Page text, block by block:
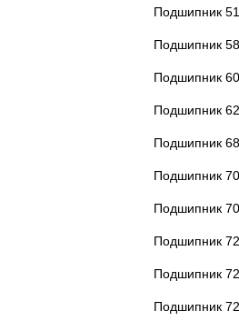
Подшипник
Подшипник
Подшипник
Подшипник
Подшипник
Подшипник
Подшипник
Подшипник
Подшипник
Подшипник